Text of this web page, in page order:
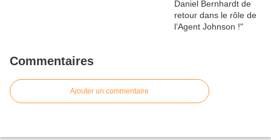
Commentaires
Ajouter un commentaire